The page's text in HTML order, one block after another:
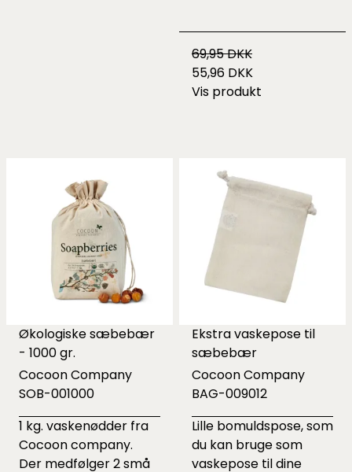
69,95 DKK
55,96 DKK
Vis produkt
Økologiske sæbebær
- 1000 gr.
Cocoon Company
SOB-001000
1 kg. vaskenødder fra
Cocoon company.
Der medfølger 2 små
Ekstra vaskepose til
sæbebær
Cocoon Company
BAG-009012
Lille bomuldspose, som
du kan bruge som
vaskepose til dine